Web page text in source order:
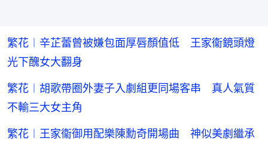
繁花︱辛芷蕾曾被嫌包面厚唇顏值低 王家衞鏡頭燈
光下醜女大翻身
繁花︱胡歌帶圈外妻子入劇組更同場客串 真人氣質
不輸三大女主角
繁花︱王家衞御用配樂陳勳奇開場曲 神似美劇繼承